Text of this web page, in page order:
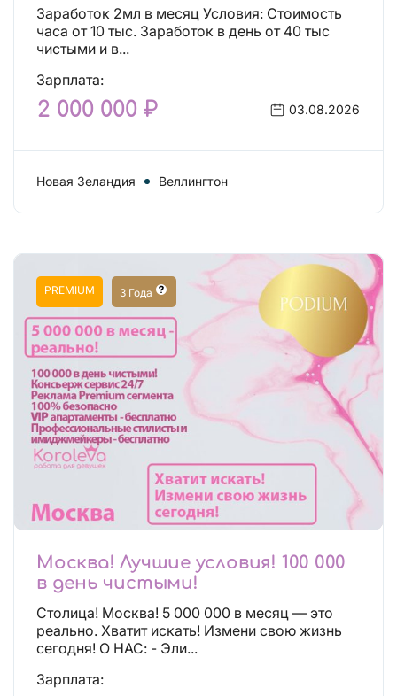
Заработок 2мл в месяц Условия: Стоимость
часа от 10 тыс. Заработок в день от 40 тыс
чистыми и в...
Зарплата:
2 000 000 ₽ 03.08.2026
Новая Зеландия Веллингтон
PREMIUM 3 Года
Москва! Лучшие условия! 100 000
в день чистыми!
Столица! Москва! 5 000 000 в месяц — это
реально. Хватит искать! Измени свою жизнь
сегодня! О НАС: - Эли...
Зарплата: